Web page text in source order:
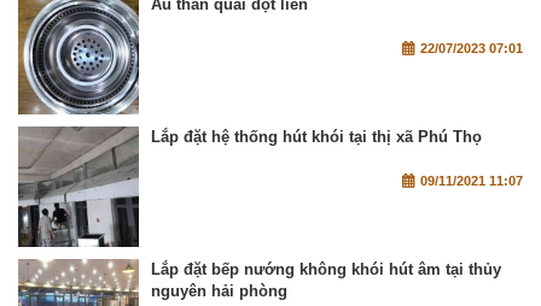
Âu than quai đột liền
22/07/2023 07:01
Lắp đặt hệ thống hút khói tại thị xã Phú Thọ
09/11/2021 11:07
Lắp đặt bếp nướng không khói hút âm tại thủy
nguyên hải phòng